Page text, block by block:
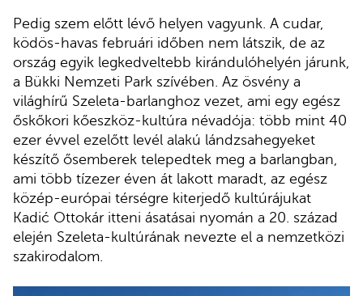
Pedig szem előtt lévő helyen vagyunk. A cudar,
ködös-havas februári időben nem látszik, de az
ország egyik legkedveltebb kirándulóhelyén járunk,
a Bükki Nemzeti Park szívében. Az ösvény a
világhírű Szeleta-barlanghoz vezet, ami egy egész
őskőkori kőeszköz-kultúra névadója: több mint 40
ezer évvel ezelőtt levél alakú lándzsahegyeket
készítő ősemberek telepedtek meg a barlangban,
ami több tízezer éven át lakott maradt, az egész
közép-európai térségre kiterjedő kultúrájukat
Kadić Ottokár itteni ásatásai nyomán a 20. század
elején Szeleta-kultúrának nevezte el a nemzetközi
szakirodalom.